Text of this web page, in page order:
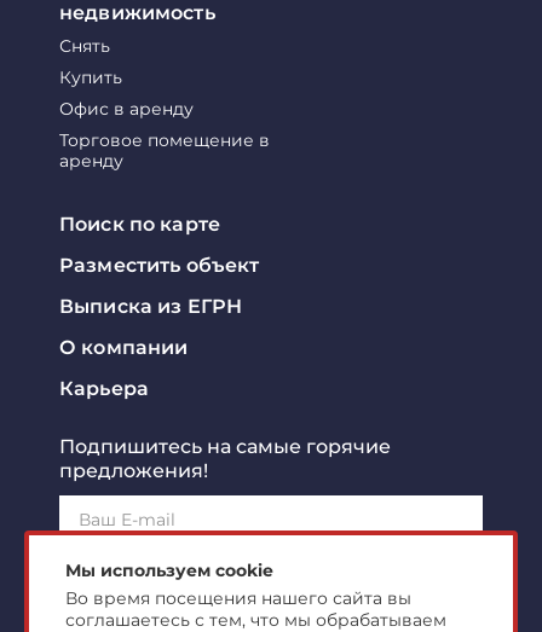
недвижимость
Снять
Купить
Офис в аренду
Торговое помещение в
аренду
Поиск по карте
Разместить объект
Выписка из ЕГРН
О компании
Карьера
Подпишитесь на самые горячие
предложения!
Подписаться!
Я ознакомлен сполитикой конфиденциальности
Мы используем cookie
Во время посещения нашего сайта вы
соглашаетесь с тем, что мы обрабатываем